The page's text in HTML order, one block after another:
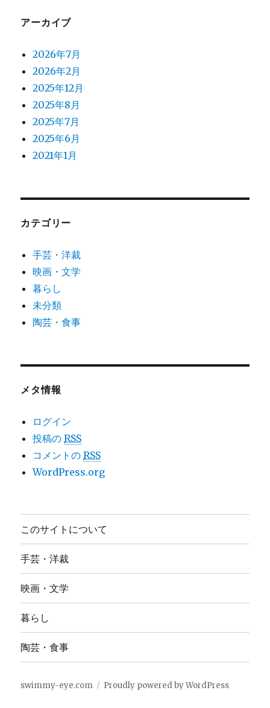
アーカイブ
2026年7月
2026年2月
2025年12月
2025年8月
2025年7月
2025年6月
2021年1月
カテゴリー
手芸・洋裁
映画・文学
暮らし
未分類
陶芸・食事
メタ情報
ログイン
投稿のRSS
コメントのRSS
WordPress.org
このサイトについて
手芸・洋裁
映画・文学
暮らし
陶芸・食事
swimmy-eye.com Proudly powered by WordPress